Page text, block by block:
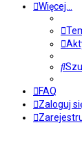
Więcej…
FAQ
Zaloguj